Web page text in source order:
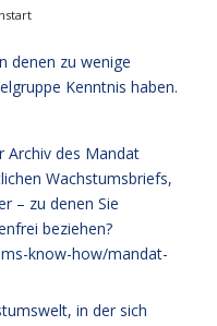
denen zu wenige
Kenntnis haben.
Archiv des Mandat
Wachstumsbriefs,
– zu denen Sie
beziehen?
know-how/mandat-
in der sich